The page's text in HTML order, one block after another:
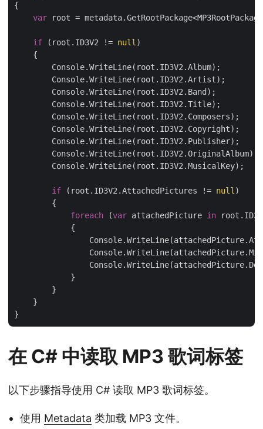
{
var root =
if (root.ID3V2 != null )
    {
        Console.WriteLine(root.ID3V2.Album);
        Console.WriteLine(root.ID3V2.Artist);
        Console.WriteLine(root.ID3V2.Band);
        Console.WriteLine(root.ID3V2.Title);
        Console.WriteLine(root.ID3V2.Composers);
        Console.WriteLine(root.ID3V2.Copyright);
        Console.WriteLine(root.ID3V2.Publisher);
        Console.WriteLine(root.ID3V2.OriginalAlbum);
        Console.WriteLine(root.ID3V2.MusicalKey);
if (root.ID3V2.AttachedPictures != null )
        {
foreach (var attachedPicture in
            {
            }
        }
    }
在 C# 中读取 MP3 歌词标签
以下步骤指导使用 C# 读取 MP3 歌词标签。
使用 Metadata 类加载 MP3 文件。